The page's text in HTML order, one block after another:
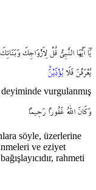
يَٓا اَيُّهَا النَّبِيُّ قُلْ لِاَزْوَاجِكَ وَبَنَاتِكَ
يُعْرَفْنَ فَلَا يُؤْذَيْنَۜ
vurgulanmış
وَكَانَ اللّٰهُ غَفُوراً رَح۪يماً
söyle, üzerlerine
ve eziyet
rahmeti